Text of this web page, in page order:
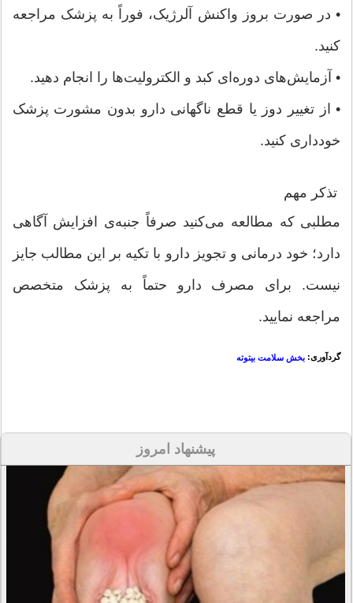
• در صورت بروز واکنش آلرژیک، فوراً به پزشک مراجعه
کنید.
• آزمایش‌های دوره‌ای کبد و الکترولیت‌ها را انجام دهید.
• از تغییر دوز یا قطع ناگهانی دارو بدون مشورت پزشک
خودداری کنید.
تذکر مهم
مطلبی که مطالعه می‌کنید صرفاً جنبه‌ی افزایش آگاهی
دارد؛ خود درمانی و تجویز دارو با تکیه بر این مطالب جایز
نیست. برای مصرف دارو حتماً به پزشک متخصص
مراجعه نمایید.
گردآوری: بخش سلامت بیتوته
پیشنهاد امروز